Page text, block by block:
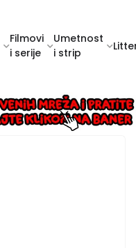
Filmovi
i serije
Umetnost
i strip